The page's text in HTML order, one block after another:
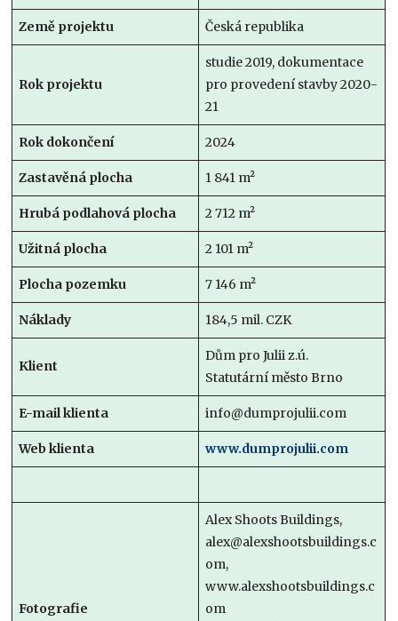
Země projektu Česká republika
Rok projektu
studie 2019, dokumentace
pro provedení stavby 2020-
21
Rok dokončení 2024
Zastavěná plocha 1 841 m²
Hrubá podlahová plocha 2 712 m²
Užitná plocha 2 101 m²
Plocha pozemku 7 146 m²
Náklady 184,5 mil. CZK
Klient
Dům pro Julii z.ú.
Statutární město Brno
E-mail klienta info@dumprojulii.com
Web klienta www.dumprojulii.com
Fotografie
Alex Shoots Buildings,
alex@alexshootsbuildings.c
om,
www.alexshootsbuildings.c
om